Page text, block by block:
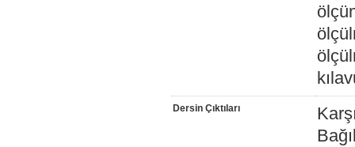
Dersin Çıktıları